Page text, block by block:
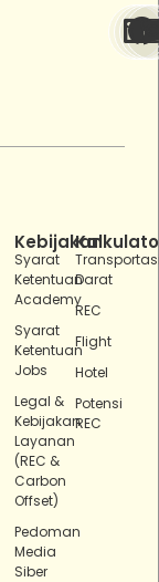
Kebijakan
Syarat
Ketentuan
Academy
Syarat
Ketentuan
Jobs
Legal &
Kebijakan
Layanan
(REC &
Carbon
Offset)
Pedoman
Media
Siber
Darat
REC
Flight
Hotel
Potensi
REC